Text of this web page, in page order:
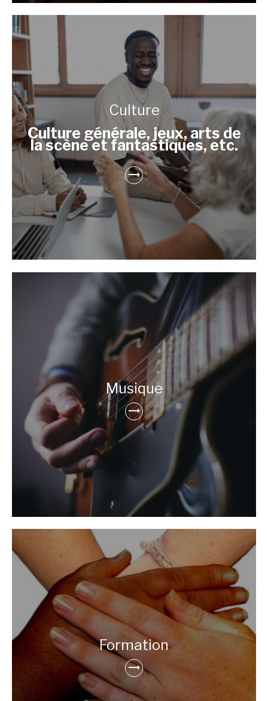
Culture
Culture générale, jeux, arts de
la scène et fantastiques, etc.
Musique
Formation